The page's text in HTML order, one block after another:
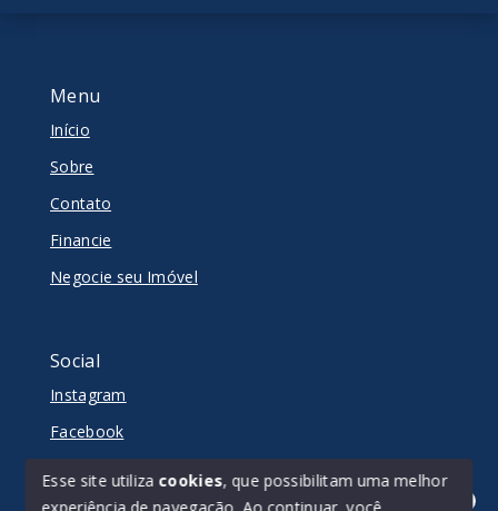
Menu
Início
Sobre
Contato
Financie
Negocie seu Imóvel
Social
Instagram
Facebook
Esse site utiliza cookies, que possibilitam uma melhor